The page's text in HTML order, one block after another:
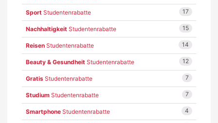
Sport Studentenrabatte 17
Nachhaltigkeit Studentenrabatte 15
Reisen Studentenrabatte 14
Beauty & Gesundheit Studentenrabatte 12
Gratis Studentenrabatte 7
Studium Studentenrabatte 7
Smartphone Studentenrabatte 4